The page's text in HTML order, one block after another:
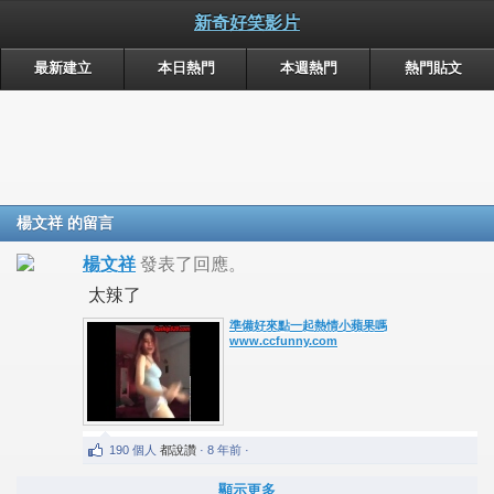
新奇好笑影片
最新建立 本日熱門 本週熱門 熱門貼文
楊文祥 的留言
楊文祥 發表了回應。
太辣了
準備好來點一起熱情小蘋果嗎
www.ccfunny.com
190 個人 都說讚 · 8 年前 ·
顯示更多